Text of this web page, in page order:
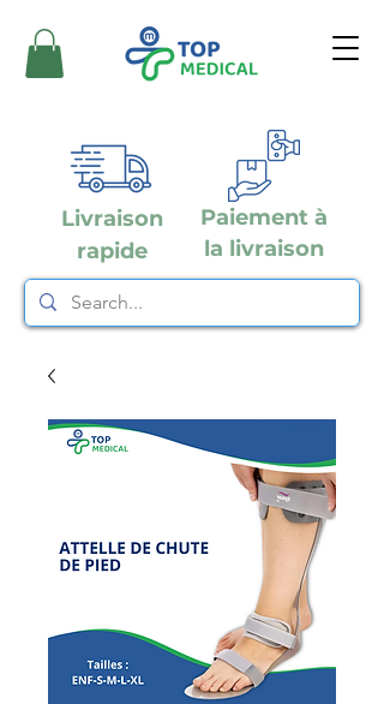
Livraison
rapide
Paiement à
la livraison